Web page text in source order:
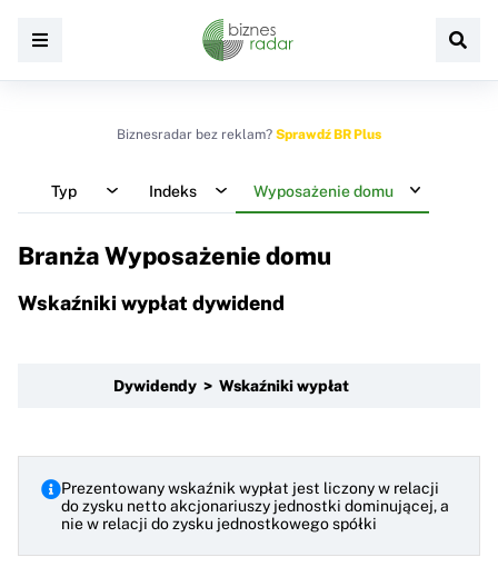
Biznesradar bez reklam? Sprawdź BR Plus
Typ Indeks Wyposażenie domu
Branża Wyposażenie domu
Wskaźniki wypłat dywidend
Dywidendy > Wskaźniki wypłat
Prezentowany wskaźnik wypłat jest liczony w relacji
do zysku netto akcjonariuszy jednostki dominującej, a
nie w relacji do zysku jednostkowego spółki